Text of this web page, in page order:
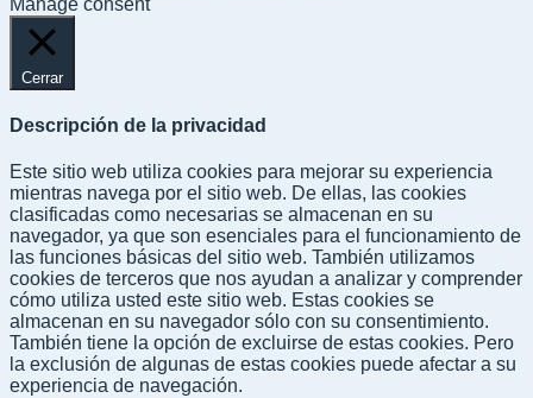
Manage consent
Cerrar
Descripción de la privacidad
Este sitio web utiliza cookies para mejorar su experiencia
mientras navega por el sitio web. De ellas, las cookies
clasificadas como necesarias se almacenan en su
navegador, ya que son esenciales para el funcionamiento de
las funciones básicas del sitio web. También utilizamos
cookies de terceros que nos ayudan a analizar y comprender
cómo utiliza usted este sitio web. Estas cookies se
almacenan en su navegador sólo con su consentimiento.
También tiene la opción de excluirse de estas cookies. Pero
la exclusión de algunas de estas cookies puede afectar a su
experiencia de navegación.